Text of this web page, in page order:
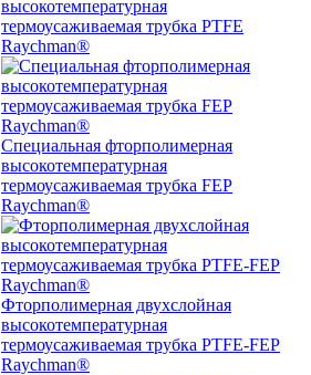
высокотемпературная
термоусаживаемая трубка PTFE
Raychman®
Специальная фторполимерная
высокотемпературная
термоусаживаемая трубка FEP
Raychman®
Фторполимерная двухслойная
высокотемпературная
термоусаживаемая трубка PTFE-FEP
Raychman®